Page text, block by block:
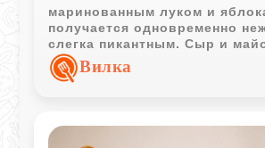
маринованным луком и
получается одновременно
слегка пикантным. Сыр и
вкус мягче, а яблоки
приятную свежесть.
Вилка